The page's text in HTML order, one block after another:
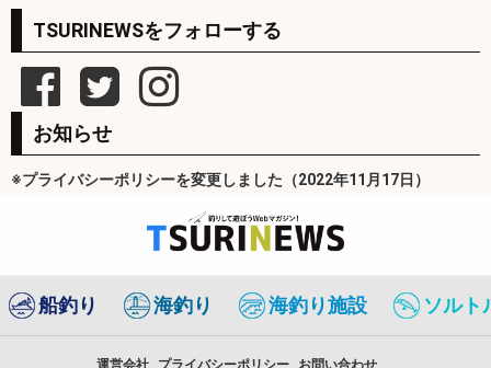
TSURINEWSをフォローする
お知らせ
※プライバシーポリシーを変更しました（2022年11月17日）
船釣り 海釣り 海釣り施設 ソルト
運営会社 プライバシーポリシー お問い合わせ